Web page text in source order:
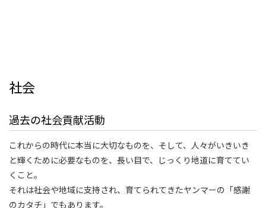
社会
過去の社会貢献活動
これからの時代に本当に大切なものを、そして、人々がいきいき
と輝くために必要なものを、長い目で、じっくり地道に育ててい
くこと。
それは社会や地域に支持され、育てられてきたヤンマーの「感謝
のカタチ」でもあります。